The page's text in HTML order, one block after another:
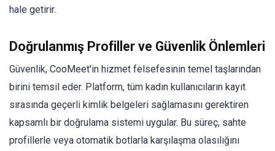
hale getirir.
Doğrulanmış Profiller ve Güvenlik Önlemleri
Güvenlik, CooMeet'in hizmet felsefesinin temel taşlarından
birini temsil eder. Platform, tüm kadın kullanıcıların kayıt
sırasında geçerli kimlik belgeleri sağlamasını gerektiren
kapsamlı bir doğrulama sistemi uygular. Bu süreç, sahte
profillerle veya otomatik botlarla karşılaşma olasılığını